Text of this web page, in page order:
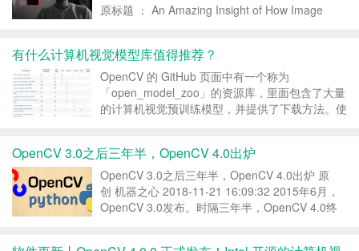
原标题 ： An Amazing Insight of How Image
有什么计算机视觉模型库值得推荐？
OpenCV 的 GitHub 页面中有一个称为
「open_model_zoo」的资源库，里面包含了大量
的计算机视觉预训练模型，并提供了下载方法。使
OpenCV 3.0之后三年半，OpenCV 4.0出炉
OpenCV 3.0之后三年半，OpenCV 4.0出炉 原
创 机器之心 2018-11-21 16:09:32 2015年6月，
OpenCV 3.0发布。时隔三年半，OpenCV 4.0终